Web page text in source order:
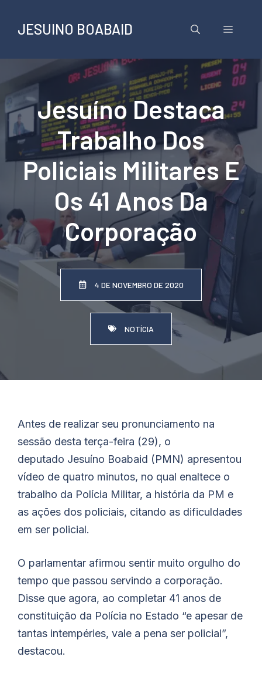
conteúdo
JESUINO BOABAID Menu
Jesuíno Destaca
Trabalho Dos
Policiais Militares E
Os 41 Anos Da
Corporação
4 DE NOVEMBRO DE 2020
NOTÍCIA
Antes de realizar seu pronunciamento na
sessão desta terça-feira (29), o
deputado Jesuíno Boabaid (PMN) apresentou
vídeo de quatro minutos, no qual enaltece o
trabalho da Polícia Militar, a história da PM e
as ações dos policiais, citando as dificuldades
em ser policial.
O parlamentar afirmou sentir muito orgulho do
tempo que passou servindo a corporação.
Disse que agora, ao completar 41 anos de
constituição da Polícia no Estado “e apesar de
tantas intempéries, vale a pena ser policial”,
destacou.